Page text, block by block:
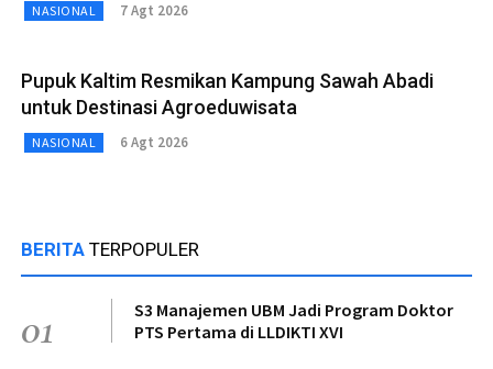
NASIONAL 7 Agt 2026
Pupuk Kaltim Resmikan Kampung Sawah Abadi
untuk Destinasi Agroeduwisata
NASIONAL 6 Agt 2026
BERITA TERPOPULER
01
S3 Manajemen UBM Jadi Program Doktor
PTS Pertama di LLDIKTI XVI